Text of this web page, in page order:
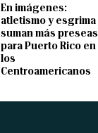
En imágenes:
atletismo y esgrima
suman más preseas
para Puerto Rico en
los
Centroamericanos